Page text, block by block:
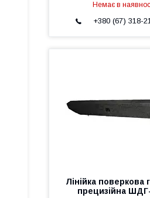
Немає в
+380 (67) 318-
Лінійка поверкова
прецизійна